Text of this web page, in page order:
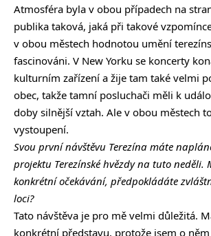
Atmosféra byla v obou případech na
publika taková, jaká při takové
v obou městech hodnotou umění
fascinováni. V New Yorku se koncerty
kulturním zařízení a žije tam také velmi
obec, takže tamní posluchači měli k
doby silnější vztah. Ale v obou městech
vystoupení.
Svou první návštěvu Terezína máte
projektu Terezínské hvězdy na tuto neděli.
konkrétní očekávání, předpokládáte
loci?
Tato návštěva je pro mě velmi důležitá.
konkrétní představu, protože jsem o